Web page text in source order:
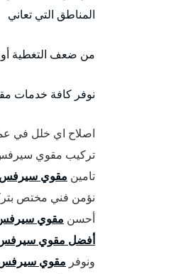
المناطق التي تعاني
من ضعف التغطية أو
نوفر كافة خدمات
اصلاح اي خلل في
تركيب مقوي سيرفس
تامين مقوي سيرفس 5g
نؤمن فني مختص
أحسن مقوي
أفضل مقوي
ونوفر مقوي سيرفس